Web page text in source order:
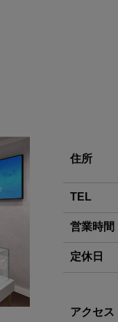
住所
TEL
営業時間
定休日
アクセス